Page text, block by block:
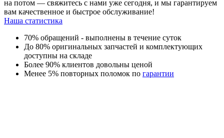
на потом — свяжитесь с нами уже сегодня, и мы гарантируем
вам качественное и быстрое обслуживание!
Наша статистика
70% обращений - выполнены в течение суток
До 80% оригинальных запчастей и комплектующих
доступны на складе
Более 90% клиентов довольны ценой
Менее 5% повторных поломок по гарантии